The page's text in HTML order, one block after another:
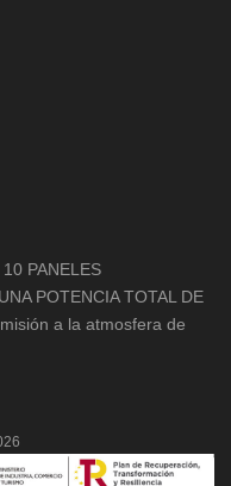
PANELES
POTENCIA TOTAL DE
a la atmosfera de